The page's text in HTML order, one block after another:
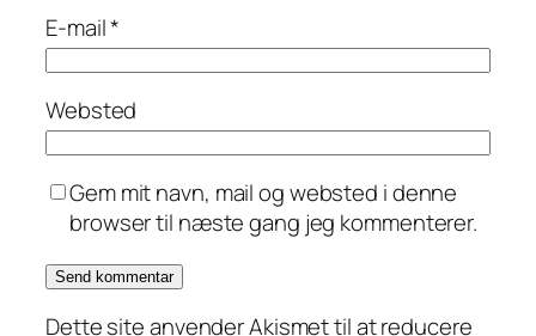
E-mail*
Websted
Gem mit navn, mail og websted i denne
browser til næste gang jeg kommenterer.
Dette site anvender Akismet til at reducere